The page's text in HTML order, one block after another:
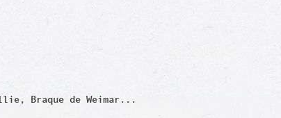
Braque de Weimar...